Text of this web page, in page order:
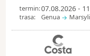
termin:07.08.2026 -
trasa: Genua